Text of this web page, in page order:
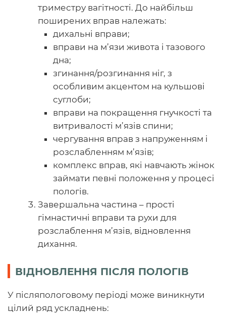
триместру вагітності. До найбільш
поширених вправ належать:
дихальні вправи;
вправи на м’язи живота і тазового
дна;
згинання/розгинання ніг, з
особливим акцентом на кульшові
суглоби;
вправи на покращення гнучкості та
витривалості м’язів спини;
чергування вправ з напруженням і
розслабленням м’язів;
комплекс вправ, які навчають жінок
займати певні положення у процесі
пологів.
Завершальна частина – прості
гімнастичні вправи та рухи для
розслаблення м’язів, відновлення
дихання.
ВІДНОВЛЕННЯ ПІСЛЯ ПОЛОГІВ
У післяпологовому періоді може виникнути
цілий ряд ускладнень: